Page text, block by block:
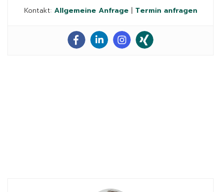
Kontakt: Allgemeine Anfrage | Termin anfragen